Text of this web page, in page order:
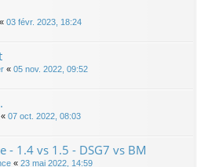
« 03 févr. 2023, 18:24
« 05 nov. 2022, 09:52
« 07 oct. 2022, 08:03
- 1.4 vs 1.5 - DSG7 vs BM
« 23 mai 2022, 14:59